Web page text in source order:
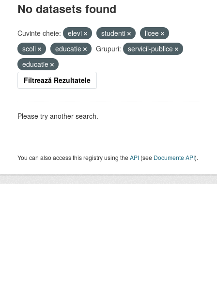
No datasets found
Cuvinte cheie: elevi studenti
licee
scoli
educatie Grupuri:
servicii-publice
educatie
Filtrează Rezultatele
Please try another search.
You can also access this registry using theAPI (see Documente API).